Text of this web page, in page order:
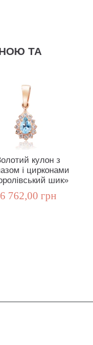
ТА
кулон з
і цирконами
шик»
6 762,00 грн